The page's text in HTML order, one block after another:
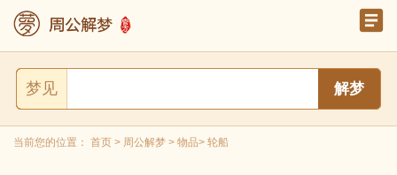
梦见
当前您的位置： 首页 > 周公解梦 > 物品> 轮船